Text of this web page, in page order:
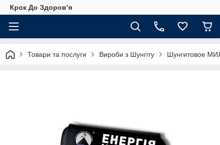
Крок До Здоровʼя
Товари та послуги Вироби з Шунгіту Шунгитовое